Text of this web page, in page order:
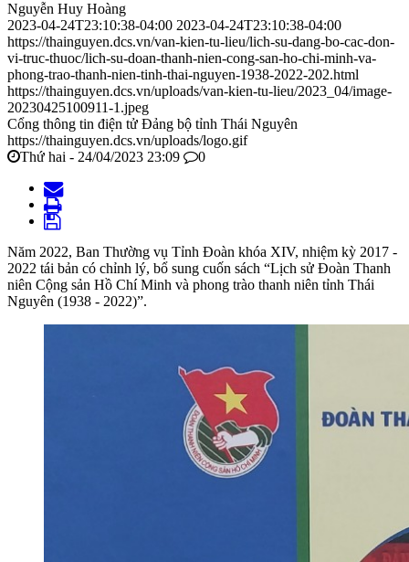
Nguyễn Huy Hoàng
2023-04-24T23:10:38-04:00 2023-04-24T23:10:38-04:00
https://thainguyen.dcs.vn/van-kien-tu-lieu/lich-su-dang-bo-cac-don-
vi-truc-thuoc/lich-su-doan-thanh-nien-cong-san-ho-chi-minh-va-
phong-trao-thanh-nien-tinh-thai-nguyen-1938-2022-202.html
https://thainguyen.dcs.vn/uploads/van-kien-tu-lieu/2023_04/image-
20230425100911-1.jpeg
Cổng thông tin điện tử Đảng bộ tỉnh Thái Nguyên
https://thainguyen.dcs.vn/uploads/logo.gif
Thứ hai - 24/04/2023 23:09
0
Năm 2022, Ban Thường vụ Tỉnh Đoàn khóa XIV, nhiệm kỳ 2017 -
2022 tái bản có chỉnh lý, bổ sung cuốn sách “Lịch sử Đoàn Thanh
niên Cộng sản Hồ Chí Minh và phong trào thanh niên tỉnh Thái
Nguyên (1938 - 2022)”.